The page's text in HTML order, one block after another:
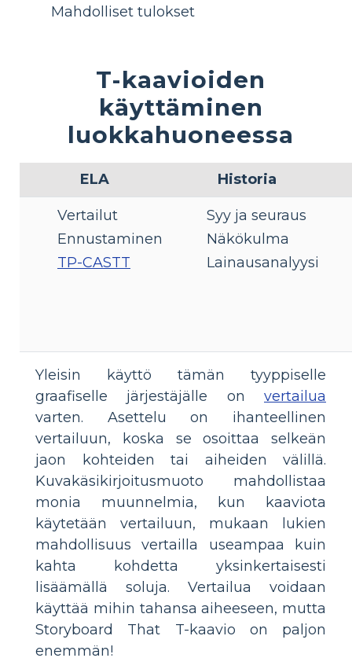
Mahdolliset tulokset
T-kaavioiden
käyttäminen
luokkahuoneessa
ELA Historia
Vertailut
Ennustaminen
TP-CASTT
Syy ja seuraus
Näkökulma
Lainausanalyysi
Yleisin käyttö tämän tyyppiselle
graafiselle järjestäjälle on vertailua
varten. Asettelu on ihanteellinen
vertailuun, koska se osoittaa selkeän
jaon kohteiden tai aiheiden välillä.
Kuvakäsikirjoitusmuoto mahdollistaa
monia muunnelmia, kun kaaviota
käytetään vertailuun, mukaan lukien
mahdollisuus vertailla useampaa kuin
kahta kohdetta yksinkertaisesti
lisäämällä soluja. Vertailua voidaan
käyttää mihin tahansa aiheeseen, mutta
Storyboard That T-kaavio on paljon
enemmän!